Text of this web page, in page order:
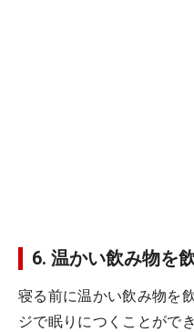
6. 温かい飲み物を
寝る前に温かい飲み物を
ジで眠りにつくことがで